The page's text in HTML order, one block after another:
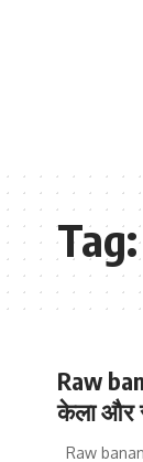
Tag:
Raw
केला और
Raw